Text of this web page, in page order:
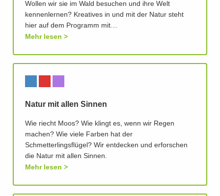
Wollen wir sie im Wald besuchen und ihre Welt
kennenlernen? Kreatives in und mit der Natur steht
hier auf dem Programm mit…
Mehr lesen
Natur mit allen Sinnen
Wie riecht Moos? Wie klingt es, wenn wir Regen
machen? Wie viele Farben hat der
Schmetterlingsflügel? Wir entdecken und erforschen
die Natur mit allen Sinnen.
Mehr lesen